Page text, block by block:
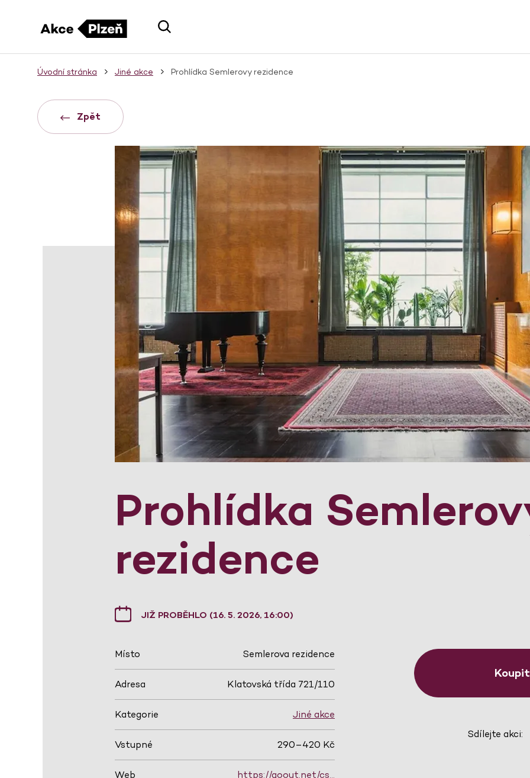
Úvodní stránka Jiné akce Prohlídka Semlerovy rezidence
Zpět
Prohlídka
rezidence
JIŽ PROBĚHLO (16. 5. 2026, 16:00)
Místo Semlerova rezidence
Adresa Klatovská třída 721/110
Kategorie Jiné akce
Vstupné 290–420 Kč
Web https://goout.net/cs…
Sdílejte akci: